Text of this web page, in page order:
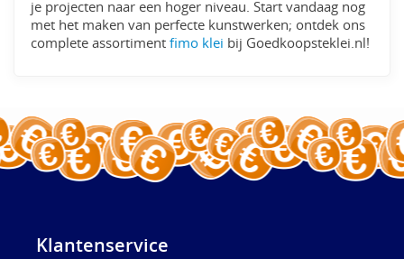
je projecten naar een hoger niveau. Start vandaag nog
met het maken van perfecte kunstwerken; ontdek ons
complete assortimentfimo klei bij Goedkoopsteklei.nl!
Klantenservice